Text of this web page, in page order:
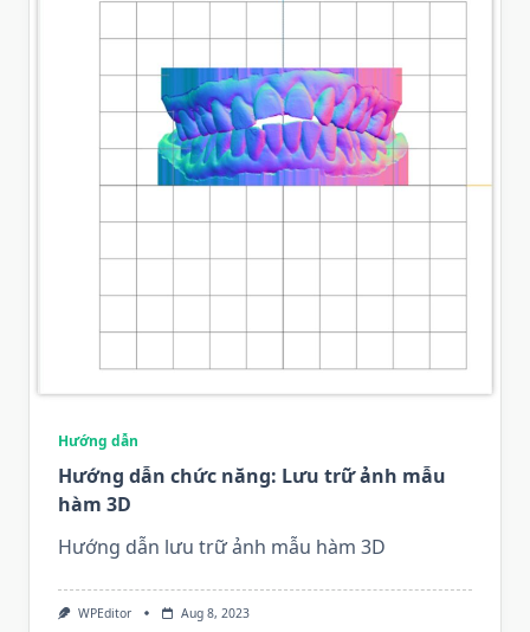
Hướng dẫn
Hướng dẫn chức năng: Lưu trữ ảnh mẫu
hàm 3D
Hướng dẫn lưu trữ ảnh mẫu hàm 3D
WPEditor Aug 8, 2023